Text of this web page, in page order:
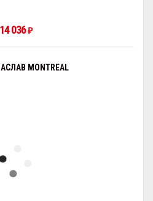
14 036₽
MONTREAL